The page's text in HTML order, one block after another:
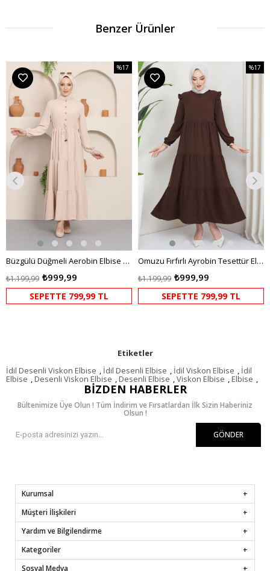
Benzer Ürünler
Büzgülü Düğmeli Aerobin Elbise Krem
₺999,99
₺1.199,99
%17
%17İndirim
SEPETTE 799,99 TL
Omuzu Fırfırlı Ayrobin Tesettür Elbise Kahverengi HM2062
₺999,99
₺1.199,99
%17
SEPETTE 799,99 TL
Etiketler
İdil Desenli Viskon Elbise
İdil Desenli Elbise İdil Viskon Elbise İdil
Elbise Desenli Viskon Elbise Desenli Elbise Viskon Elbise Elbise
BIZDEN HABERLER
Bültenimize Üye Olun ! Tüm İndirim ve Fırsatlardan İlk Sizin Haberiniz
Olsun !
GÖNDER
Kurumsal
Müşteri İlişkileri
Yardım ve Bilgilendirme
Kategoriler
Sosyal Medya